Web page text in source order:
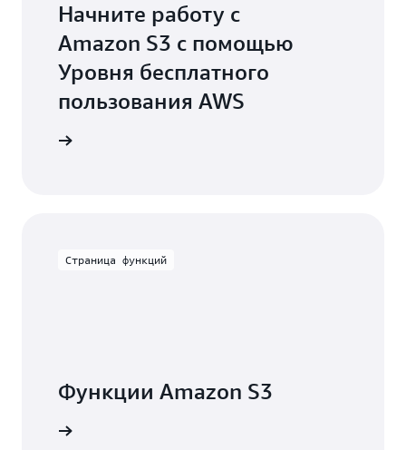
Начните работу с
Amazon S3 с помощью
Уровня бесплатного
пользования AWS
Страница функций
Функции Amazon S3